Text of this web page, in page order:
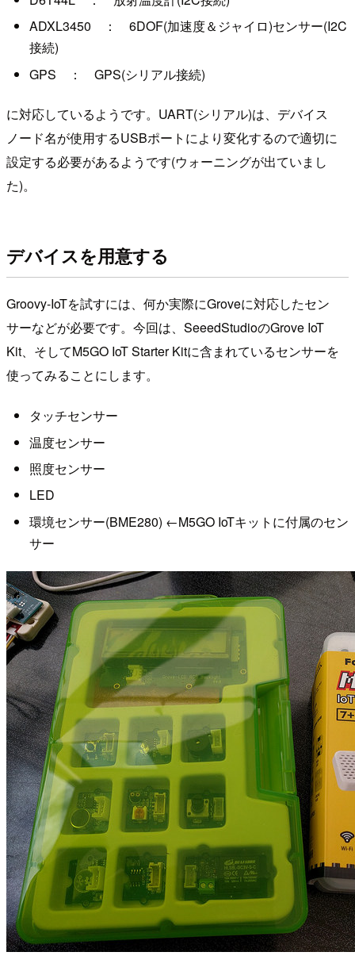
ADXL3450 ： 6DOF(加速度＆ジャイロ)センサー(I2C
接続)
GPS ： GPS(シリアル接続)
に対応しているようです。UART(シリアル)は、デバイス
ノード名が使用するUSBポートにより変化するので適切に
設定する必要があるようです(ウォーニングが出ていまし
た)。
デバイスを用意する
Groovy-IoTを試すには、何か実際にGroveに対応したセン
サーなどが必要です。今回は、SeeedStudioのGrove IoT
Kit、そしてM5GO IoT Starter Kitに含まれているセンサーを
使ってみることにします。
タッチセンサー
温度センサー
照度センサー
LED
環境センサー(BME280) ←M5GO IoTキットに付属のセン
サー